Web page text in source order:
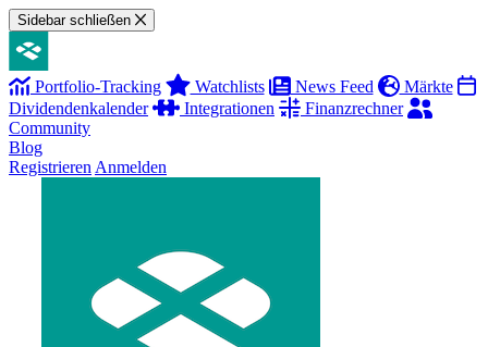
Sidebar schließen
Portfolio-Tracking Watchlists News Feed
Märkte
Dividendenkalender
Integrationen
Finanzrechner
Community
Blog
Registrieren Anmelden